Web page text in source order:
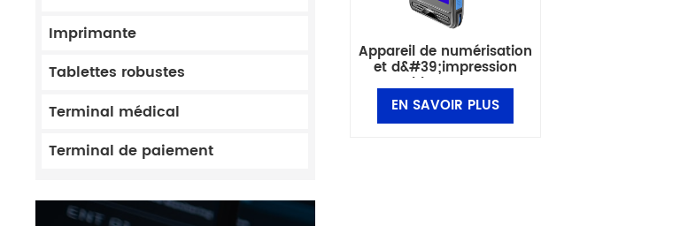
Imprimante
Tablettes robustes
Terminal médical
Terminal de paiement
Appareil de numérisation
et d&#39;impression
portable tout-en-un
Android 13 de 5,5 pouces
EN SAVOIR PLUS